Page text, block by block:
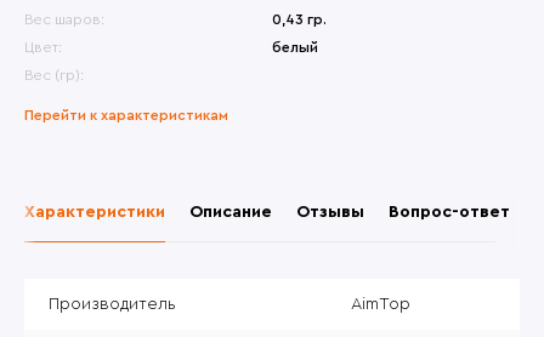
Вес шаров:
0,43 гр.
Цвет:
белый
Вес (гр):
Перейти к характеристикам
Характеристики Описание Отзывы Вопрос-ответ
Производитель AimTop